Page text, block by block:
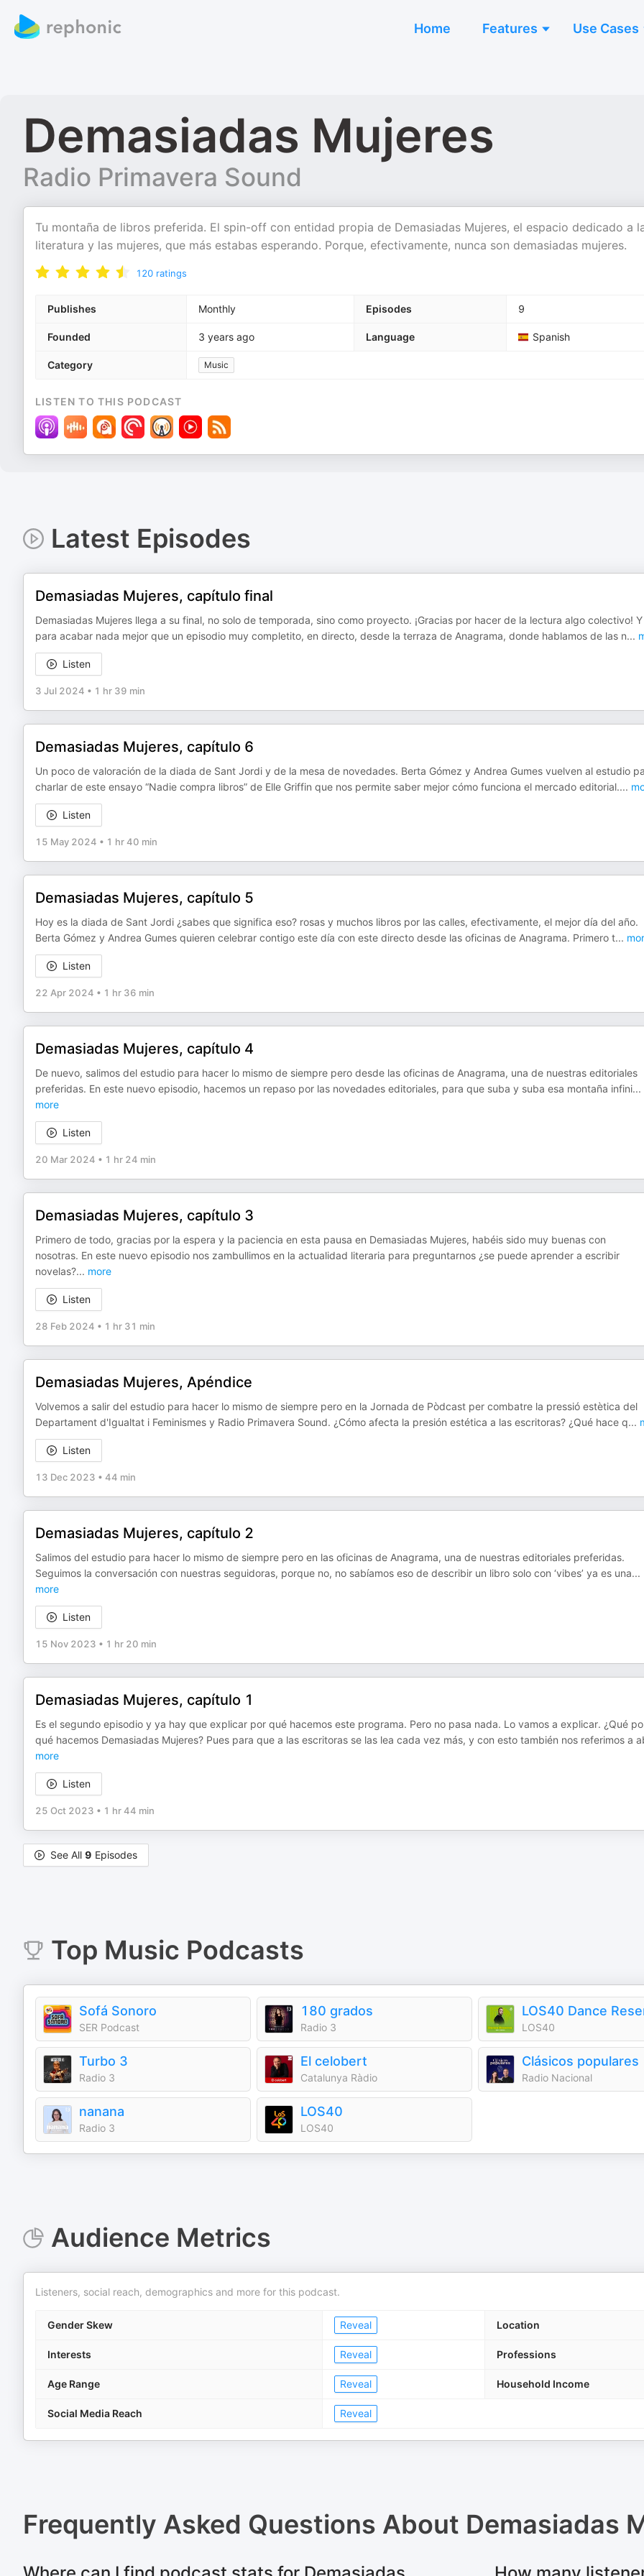
Home Features Use Cases
Demasiadas Mujeres
Radio Primavera Sound
Tu montaña de libros preferida. El spin-off con entidad propia de Demasiadas Mujeres, el espacio dedicado a
literatura y las mujeres, que más estabas esperando. Porque, efectivamente, nunca son demasiadas mujeres.
120 ratings
Publishes Monthly Episodes 9
Founded 3 years ago Language Spanish
Category Music
LISTEN TO THIS PODCAST
Latest Episodes
Demasiadas Mujeres, capítulo final
Demasiadas Mujeres llega a su final, no solo de temporada, sino como proyecto. ¡Gracias por hacer de la lectura algo colectivo! Y
para acabar nada mejor que un episodio muy completito, en directo, desde la terraza de Anagrama, donde hablamos de las n...
Listen
3 Jul 2024 • 1 hr 39 min
Demasiadas Mujeres, capítulo 6
Un poco de valoración de la diada de Sant Jordi y de la mesa de novedades. Berta Gómez y Andrea Gumes vuelven al estudio
charlar de este ensayo “Nadie compra libros” de Elle Griffin que nos permite saber mejor cómo funciona el mercado editorial....
Listen
15 May 2024 • 1 hr 40 min
Demasiadas Mujeres, capítulo 5
Hoy es la diada de Sant Jordi ¿sabes que significa eso? rosas y muchos libros por las calles, efectivamente, el mejor día del año.
Berta Gómez y Andrea Gumes quieren celebrar contigo este día con este directo desde las oficinas de Anagrama. Primero t...
Listen
22 Apr 2024 • 1 hr 36 min
Demasiadas Mujeres, capítulo 4
De nuevo, salimos del estudio para hacer lo mismo de siempre pero desde las oficinas de Anagrama, una de nuestras editoriales
preferidas. En este nuevo episodio, hacemos un repaso por las novedades editoriales, para que suba y suba esa montaña infini...
more
Listen
20 Mar 2024 • 1 hr 24 min
Demasiadas Mujeres, capítulo 3
Primero de todo, gracias por la espera y la paciencia en esta pausa en Demasiadas Mujeres, habéis sido muy buenas con
nosotras. En este nuevo episodio nos zambullimos en la actualidad literaria para preguntarnos ¿se puede aprender a escribir
novelas?... more
Listen
28 Feb 2024 • 1 hr 31 min
Demasiadas Mujeres, Apéndice
Volvemos a salir del estudio para hacer lo mismo de siempre pero en la Jornada de Pòdcast per combatre la pressió estètica del
Departament d'Igualtat i Feminismes y Radio Primavera Sound. ¿Cómo afecta la presión estética a las escritoras? ¿Qué hace q...
Listen
13 Dec 2023 • 44 min
Demasiadas Mujeres, capítulo 2
Salimos del estudio para hacer lo mismo de siempre pero en las oficinas de Anagrama, una de nuestras editoriales preferidas.
Seguimos la conversación con nuestras seguidoras, porque no, no sabíamos eso de describir un libro solo con ‘vibes’ ya es una...
more
Listen
15 Nov 2023 • 1 hr 20 min
Demasiadas Mujeres, capítulo 1
Es el segundo episodio y ya hay que explicar por qué hacemos este programa. Pero no pasa nada. Lo vamos a explicar. ¿Qué
qué hacemos Demasiadas Mujeres? Pues para que a las escritoras se las lea cada vez más, y con esto también nos referimos a
more
Listen
25 Oct 2023 • 1 hr 44 min
See All 9 Episodes
Top Music Podcasts
Sofá Sonoro
SER Podcast
180 grados
Radio 3
LOS40 Dance
LOS40
Turbo 3
Radio 3
El celobert
Catalunya Ràdio
Clásicos populares
Radio Nacional
nanana
Radio 3
LOS40
LOS40
Audience Metrics
Listeners, social reach, demographics and more for this podcast.
Gender Skew Reveal Location
Interests Reveal Professions
Age Range Reveal Household Income
Social Media Reach Reveal
Frequently Asked Questions About Demasiadas